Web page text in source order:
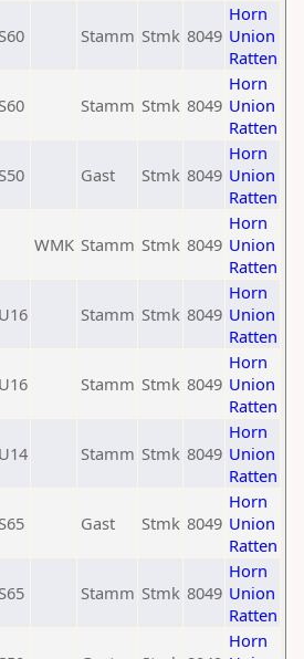
S60 Stamm Stmk 8049
Horn
Union
Ratten
S60 Stamm Stmk 8049
Horn
Union
Ratten
S50 Gast Stmk 8049
Horn
Union
Ratten
WMK Stamm Stmk 8049
Horn
Union
Ratten
U16 Stamm Stmk 8049
Horn
Union
Ratten
U16 Stamm Stmk 8049
Horn
Union
Ratten
U14 Stamm Stmk 8049
Horn
Union
Ratten
S65 Gast Stmk 8049
Horn
Union
Ratten
S65 Stamm Stmk 8049
Horn
Union
Ratten
Horn